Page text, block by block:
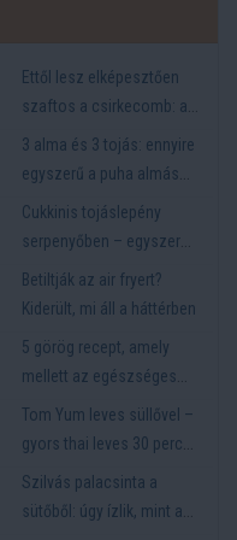
Ettől lesz elképesztően
szaftos a csirkecomb: a
sörös pác a titok
3 alma és 3 tojás: ennyire
egyszerű a puha almás
pite titka
Cukkinis tojáslepény
serpenyőben – egyszerű
és laktató vacsora
Betiltják az air fryert?
Kiderült, mi áll a háttérben
5 görög recept, amely
mellett az egészséges
étel sem tűnik
lemondásnak
Tom Yum leves süllővel –
gyors thai leves 30 perc
alatt
Szilvás palacsinta a
sütőből: úgy ízlik, mint a